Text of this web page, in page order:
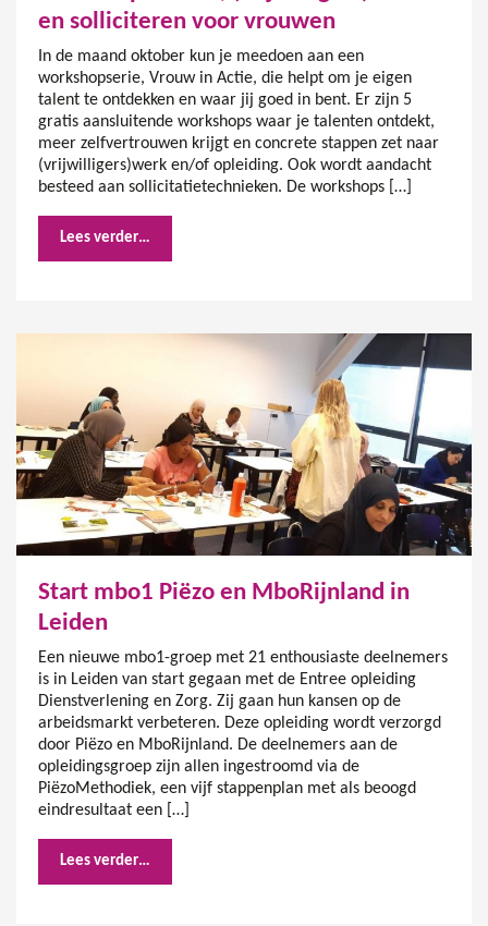
en solliciteren voor vrouwen
In de maand oktober kun je meedoen aan een
workshopserie, Vrouw in Actie, die helpt om je eigen
talent te ontdekken en waar jij goed in bent. Er zijn 5
gratis aansluitende workshops waar je talenten ontdekt,
meer zelfvertrouwen krijgt en concrete stappen zet naar
(vrijwilligers)werk en/of opleiding. Ook wordt aandacht
besteed aan sollicitatietechnieken. De workshops […]
Lees verder…
Start mbo1 Piëzo en MboRijnland in
Leiden
Een nieuwe mbo1-groep met 21 enthousiaste deelnemers
is in Leiden van start gegaan met de Entree opleiding
Dienstverlening en Zorg. Zij gaan hun kansen op de
arbeidsmarkt verbeteren. Deze opleiding wordt verzorgd
door Piëzo en MboRijnland. De deelnemers aan de
opleidingsgroep zijn allen ingestroomd via de
PiëzoMethodiek, een vijf stappenplan met als beoogd
eindresultaat een […]
Lees verder…